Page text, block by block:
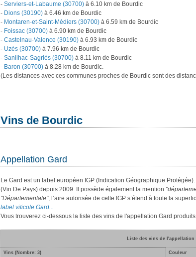
- Serviers-et-Labaume (30700) à 6.10 km de Bourdic
- Dions (30190) à 6.46 km de Bourdic
- Montaren-et-Saint-Médiers (30700) à 6.59 km de Bourdic
- Foissac (30700) à 6.90 km de Bourdic
- Castelnau-Valence (30190) à 6.93 km de Bourdic
- Uzès (30700) à 7.96 km de Bourdic
- Sanilhac-Sagriès (30700) à 8.11 km de Bourdic
- Baron (30700) à 8.28 km de Bourdic.
(Les distances avec ces communes proches de Bourdic sont des
Vins de Bourdic
Appellation Gard
Le Gard est un label européen IGP (Indication Géographique
(Vin De Pays) depuis 2009. Il possède également la mention
"Départementale", l’aire autorisée de cette IGP s’étend à toute la
label viticole Gard...
Vous trouverez ci-dessous la liste des vins de l'appellation Gard
Liste des vins de l'appellation
Vins (Nombre: 3) Couleur